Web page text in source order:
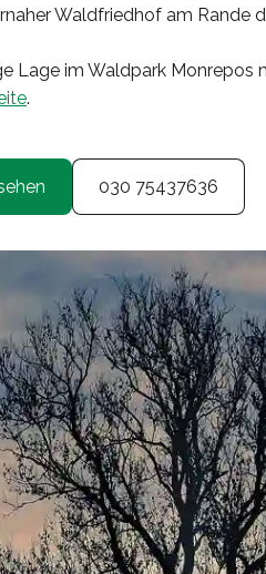
Waldfriedhof am Rande
Lage im Waldpark Monrepos
.
030 75437636